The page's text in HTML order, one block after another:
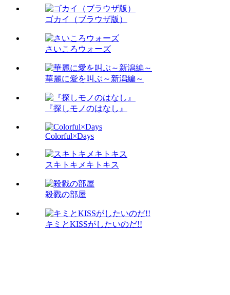
ゴカイ（ブラウザ版）
さいころウォーズ
華麗に愛を叫ぶ～新潟編～
『探しモノのはなし』
Colorful×Days
スキトキメキトキス
殺戮の部屋
キミとKISSがしたいのだ!!